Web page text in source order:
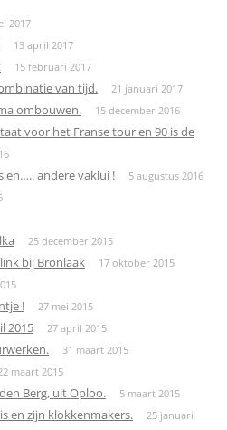
2017
13 april 2017
15 februari 2017
van tijd. 21 januari 2017
ombouwen. 15 december 2016
voor het Franse tour en 90 is de
en….. andere vaklui ! 5 augustus 2016
25 december 2015
bij Bronlaak 17 oktober 2015
! 27 mei 2015
2015 27 april 2015
31 maart 2015
maart 2015
Berg, uit Oploo. 5 maart 2015
en zijn klokkenmakers.
25 januari